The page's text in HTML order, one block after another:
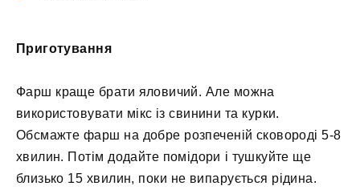
Приготування
Фарш краще брати яловичий. Але можна
використовувати мікс із свинини та курки.
Обсмажте фарш на добре розпеченій сковороді 5-8
хвилин. Потім додайте помідори і тушкуйте ще
близько 15 хвилин, поки не випарується рідина.